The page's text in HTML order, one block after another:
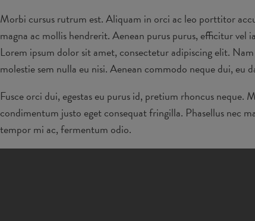
Morbi cursus rutrum est. Aliquam in orci ac leo porttitor
magna ac mollis hendrerit. Aenean purus purus, efficitur
Lorem ipsum dolor sit amet, consectetur adipiscing elit.
molestie sem nulla eu nisi. Aenean commodo neque dui, eu
Fusce orci dui, egestas eu purus id, pretium rhoncus
condimentum justo eget consequat fringilla. Phasellus nec
tempor mi ac, fermentum odio.